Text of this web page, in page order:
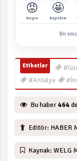
😡
Kızgın
🤩
Bayıldım
Bir
Etiketler
#Antalya
Bu haber464
Editör: HABER
Kaynak: WELG